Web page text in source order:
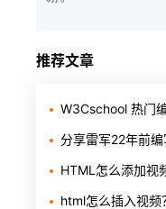
推荐文章
W3Cschool 热门编
分享雷军22年前
HTML怎么添加视
html怎么插入视频